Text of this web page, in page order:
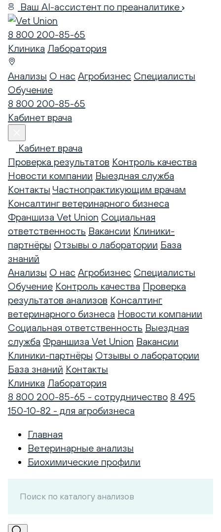
Ваш AI-ассистент по преаналитике
8 800 200-85-65
Клиника Лаборатория
Анализы О нас Агробизнес Специалисты
Обучение
8 800 200-85-65
Кабинет врача
Кабинет врача
Проверка результатов Контроль качества
Новости компании Выездная служба
Контакты Частнопрактикующим врачам
Консалтинг ветеринарного бизнеса
Франшиза Vet Union Социальная
ответственность Вакансии Клиники-
партнёры Отзывы о лаборатории База
знаний
Анализы О нас Агробизнес Специалисты
Обучение Контроль качества Проверка
результатов анализов Консалтинг
ветеринарного бизнеса Новости компании
Социальная ответственность Выездная
служба Франшиза Vet Union Вакансии
Клиники-партнёры Отзывы о лаборатории
База знаний Контакты
Клиника Лаборатория
8 800 200-85-65 - сотрудничество 8 495
150-10-82 - для агробизнеса
Главная
Ветеринарные анализы
Биохимические профили